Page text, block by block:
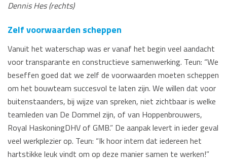
Dennis Hes (rechts)
Zelf voorwaarden scheppen
Vanuit het waterschap was er vanaf het begin veel aandacht
voor transparante en constructieve samenwerking. Teun: “We
beseffen goed dat we zelf de voorwaarden moeten scheppen
om het bouwteam succesvol te laten zijn. We willen dat voor
buitenstaanders, bij wijze van spreken, niet zichtbaar is welke
teamleden van De Dommel zijn, of van Hoppenbrouwers,
Royal HaskoningDHV of GMB.” De aanpak levert in ieder geval
veel werkplezier op. Teun: “Ik hoor intern dat iedereen het
hartstikke leuk vindt om op deze manier samen te werken!”